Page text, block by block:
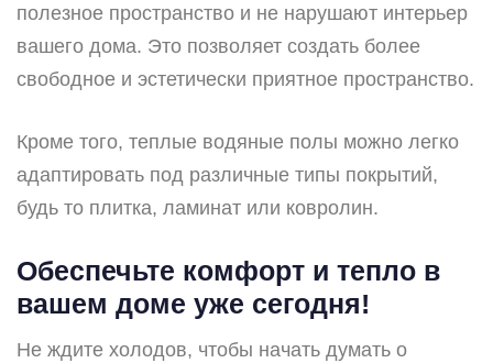
полезное пространство и не нарушают интерьер
вашего дома. Это позволяет создать более
свободное и эстетически приятное пространство.
Кроме того, теплые водяные полы можно легко
адаптировать под различные типы покрытий,
будь то плитка, ламинат или ковролин.
Обеспечьте комфорт и тепло в
вашем доме уже сегодня!
Не ждите холодов, чтобы начать думать о